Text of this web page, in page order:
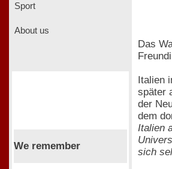
Sport
About us
We remember
Das
Italien
später
der
dem
Italien
sich